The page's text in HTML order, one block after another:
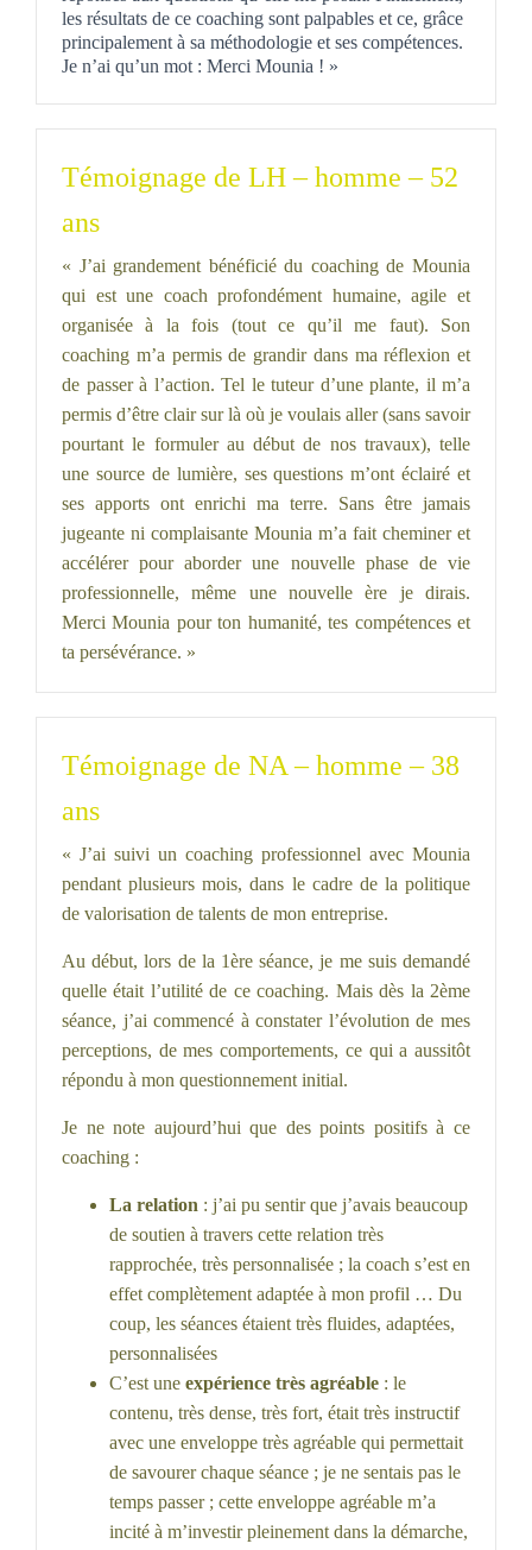
les résultats de ce coaching sont palpables et ce, grâce
principalement à sa méthodologie et ses compétences.
Je n’ai qu’un mot : Merci Mounia ! »
Témoignage de LH – homme – 52
ans
« J’ai grandement bénéficié du coaching de Mounia
qui est une coach profondément humaine, agile et
organisée à la fois (tout ce qu’il me faut). Son
coaching m’a permis de grandir dans ma réflexion et
de passer à l’action. Tel le tuteur d’une plante, il m’a
permis d’être clair sur là où je voulais aller (sans savoir
pourtant le formuler au début de nos travaux), telle
une source de lumière, ses questions m’ont éclairé et
ses apports ont enrichi ma terre. Sans être jamais
jugeante ni complaisante Mounia m’a fait cheminer et
accélérer pour aborder une nouvelle phase de vie
professionnelle, même une nouvelle ère je dirais.
Merci Mounia pour ton humanité, tes compétences et
ta persévérance. »
Témoignage de NA – homme – 38
ans
« J’ai suivi un coaching professionnel avec Mounia
pendant plusieurs mois, dans le cadre de la politique
de valorisation de talents de mon entreprise.
Au début, lors de la 1ère séance, je me suis demandé
quelle était l’utilité de ce coaching. Mais dès la 2ème
séance, j’ai commencé à constater l’évolution de mes
perceptions, de mes comportements, ce qui a aussitôt
répondu à mon questionnement initial.
Je ne note aujourd’hui que des points positifs à ce
coaching :
La relation : j’ai pu sentir que j’avais beaucoup
de soutien à travers cette relation très
rapprochée, très personnalisée ; la coach s’est en
effet complètement adaptée à mon profil … Du
coup, les séances étaient très fluides, adaptées,
personnalisées
C’est une expérience très agréable : le
contenu, très dense, très fort, était très instructif
avec une enveloppe très agréable qui permettait
de savourer chaque séance ; je ne sentais pas le
temps passer ; cette enveloppe agréable m’a
incité à m’investir pleinement dans la démarche,